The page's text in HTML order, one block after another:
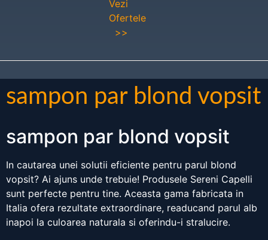
Vezi
Ofertele
>>
sampon par blond vopsit
sampon par blond vopsit
In cautarea unei solutii eficiente pentru parul blond
vopsit? Ai ajuns unde trebuie! Produsele Sereni Capelli
sunt perfecte pentru tine. Aceasta gama fabricata in
Italia ofera rezultate extraordinare, readucand parul alb
inapoi la culoarea naturala si oferindu-i stralucire.